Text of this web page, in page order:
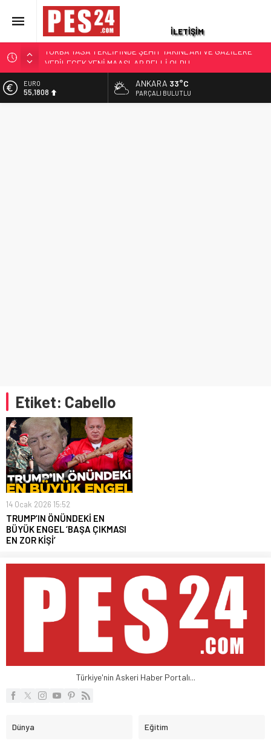
İLETİŞİM
TORBA YASA TEKLİFİNDE ŞEHİT YAKINLARI VE GAZİLERE
VERİLECEK YENİ MAAŞLAR BELLİ OLDU
KUMPASTAN BERAAT ETTİ TÜMAMİRALLİĞE YÜKSELDİ
GÖKLERİN İLK KADIN GENERALİ GAZİLER TORUNU ÇIKTI:
İŞTE ÖZLEM İYİDİLLİ KARAPINAR’IN AİLE HİKAYESİ
EURO
55,1808
ANKARA 33°C
PARÇALI BULUTLU
Etiket: Cabello
14 Ocak 2026 15:52
TRUMP’IN ÖNÜNDEKİ EN
BÜYÜK ENGEL ‘BAŞA ÇIKMASI
EN ZOR KİŞİ’
Türkiye'nin Askeri Haber Portalı...
Dünya Eğitim